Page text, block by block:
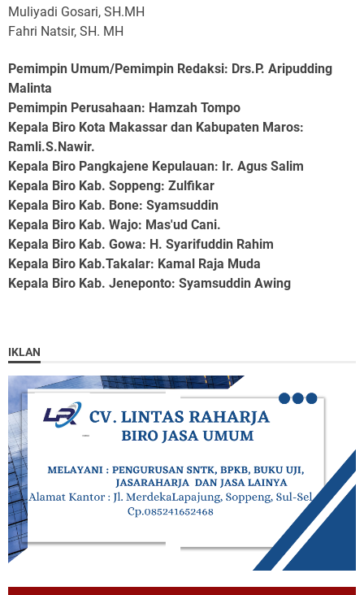
Muliyadi Gosari, SH.MH
Fahri Natsir, SH. MH
Pemimpin Umum/Pemimpin Redaksi: Drs.P. Aripudding
Malinta
Pemimpin Perusahaan: Hamzah Tompo
Kepala Biro Kota Makassar dan Kabupaten Maros:
Ramli.S.Nawir.
Kepala Biro Pangkajene Kepulauan: Ir. Agus Salim
Kepala Biro Kab. Soppeng: Zulfikar
Kepala Biro Kab. Bone: Syamsuddin
Kepala Biro Kab. Wajo: Mas'ud Cani.
Kepala Biro Kab. Gowa: H. Syarifuddin Rahim
Kepala Biro Kab.Takalar: Kamal Raja Muda
Kepala Biro Kab. Jeneponto: Syamsuddin Awing
IKLAN